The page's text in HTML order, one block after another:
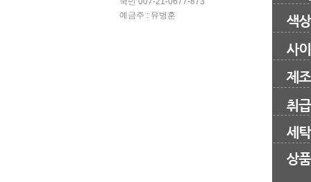
예금주 : 유병훈